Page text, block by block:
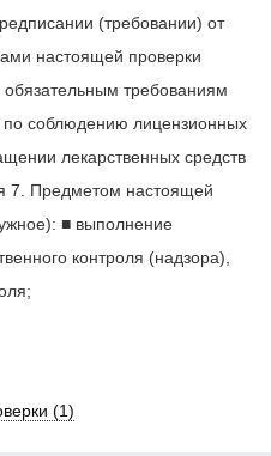
(требовании) от
настоящей проверки
обязательным требованиям
соблюдению лицензионных
лекарственных средств
7. Предметом настоящей
■ выполнение
контроля (надзора),
(1)